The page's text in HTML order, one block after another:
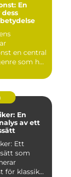
En
en central
som har
En
av ett
Ett
som
för klassik...